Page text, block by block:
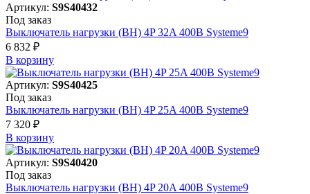
Артикул: S9S40432
Под заказ
Выключатель нагрузки (ВН) 4P 32A 400В Systeme9
6 832 ₽
В корзинy
Артикул: S9S40425
Под заказ
Выключатель нагрузки (ВН) 4P 25A 400В Systeme9
7 320 ₽
В корзинy
Артикул: S9S40420
Под заказ
Выключатель нагрузки (ВН) 4P 20A 400В Systeme9